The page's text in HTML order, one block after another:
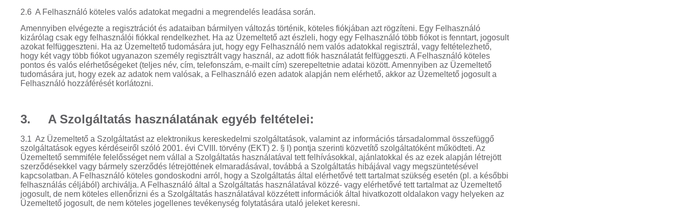
2.6 A Felhasználó köteles valós adatokat megadni a megrendelés leadása során.
Amennyiben elvégezte a regisztrációt és adataiban bármilyen változás történik, köteles fiókjában azt rögzíteni. Egy Felhasználó
kizárólag csak egy felhasználói fiókkal rendelkezhet. Ha az Üzemeltető azt észleli, hogy egy Felhasználó több fiókot is fenntart, jogosult
azokat felfüggeszteni. Ha az Üzemeltető tudomására jut, hogy egy Felhasználó nem valós adatokkal regisztrál, vagy feltételezhető,
hogy két vagy több fiókot ugyanazon személy regisztrált vagy használ, az adott fiók használatát felfüggeszti. A Felhasználó köteles
pontos és valós elérhetőségeket (teljes név, cím, telefonszám, e-mailt cím) szerepeltetnie adatai között. Amennyiben az Üzemeltető
tudomására jut, hogy ezek az adatok nem valósak, a Felhasználó ezen adatok alapján nem elérhető, akkor az Üzemeltető jogosult a
Felhasználó hozzáférését korlátozni.
3. A Szolgáltatás használatának egyéb feltételei:
3.1 Az Üzemeltető a Szolgáltatást az elektronikus kereskedelmi szolgáltatások, valamint az információs társadalommal összefüggő
szolgáltatások egyes kérdéseiről szóló 2001. évi CVIII. törvény (EKT) 2. § l) pontja szerinti közvetítő szolgáltatóként működteti. Az
Üzemeltető semmiféle felelősséget nem vállal a Szolgáltatás használatával tett felhívásokkal, ajánlatokkal és az ezek alapján létrejött
szerződésekkel vagy bármely szerződés létrejöttének elmaradásával, továbbá a Szolgáltatás hibájával vagy megszüntetésével
kapcsolatban. A Felhasználó köteles gondoskodni arról, hogy a Szolgáltatás által elérhetővé tett tartalmat szükség esetén (pl. a későbbi
felhasználás céljából) archiválja. A Felhasználó által a Szolgáltatás használatával közzé- vagy elérhetővé tett tartalmat az Üzemeltető
jogosult, de nem köteles ellenőrizni és a Szolgáltatás használatával közzétett információk által hivatkozott oldalakon vagy helyeken az
Üzemeltető jogosult, de nem köteles jogellenes tevékenység folytatására utaló jeleket keresni.